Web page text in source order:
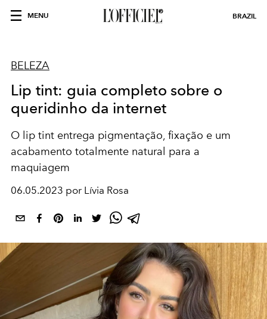
MENU BRAZIL
BELEZA
Lip tint: guia completo sobre o
queridinho da internet
O lip tint entrega pigmentação, fixação e um
acabamento totalmente natural para a
maquiagem
06.05.2023 por Lívia Rosa